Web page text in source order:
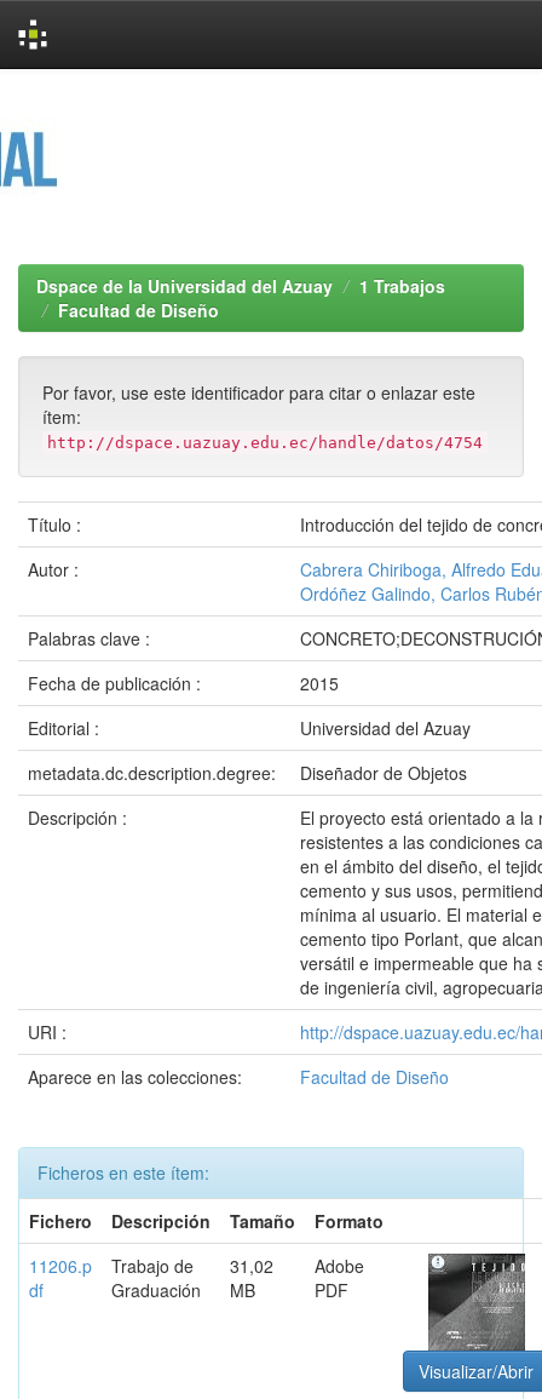
Dspace de la Universidad del Azuay
1 Trabajos
Facultad de Diseño
Por favor, use este identificador para citar o enlazar este
ítem:
http://dspace.uazuay.edu.ec/handle/datos/4754
Título :
Introducción del tejido de
Autor :
Cabrera Chiriboga, Alfredo
Ordóñez Galindo, Carlos
Palabras clave :
Fecha de publicación :
2015
Editorial :
Universidad del Azuay
metadata.dc.description.degree:
Diseñador de Objetos
Descripción :
El proyecto está orientado a
resistentes a las condiciones
en el ámbito del diseño, el
cemento y sus usos,
mínima al usuario. El material
cemento tipo Porlant, que
versátil e impermeable que ha
de ingeniería civil,
URI :
http://dspace.uazuay.edu.ec/
Aparece en las colecciones:
Facultad de Diseño
Ficheros en este ítem:
Fichero
Descripción Tamaño
Formato
11206.p
df
Trabajo de
Graduación
31,02
MB
Adobe
PDF
Visualizar/Abrir